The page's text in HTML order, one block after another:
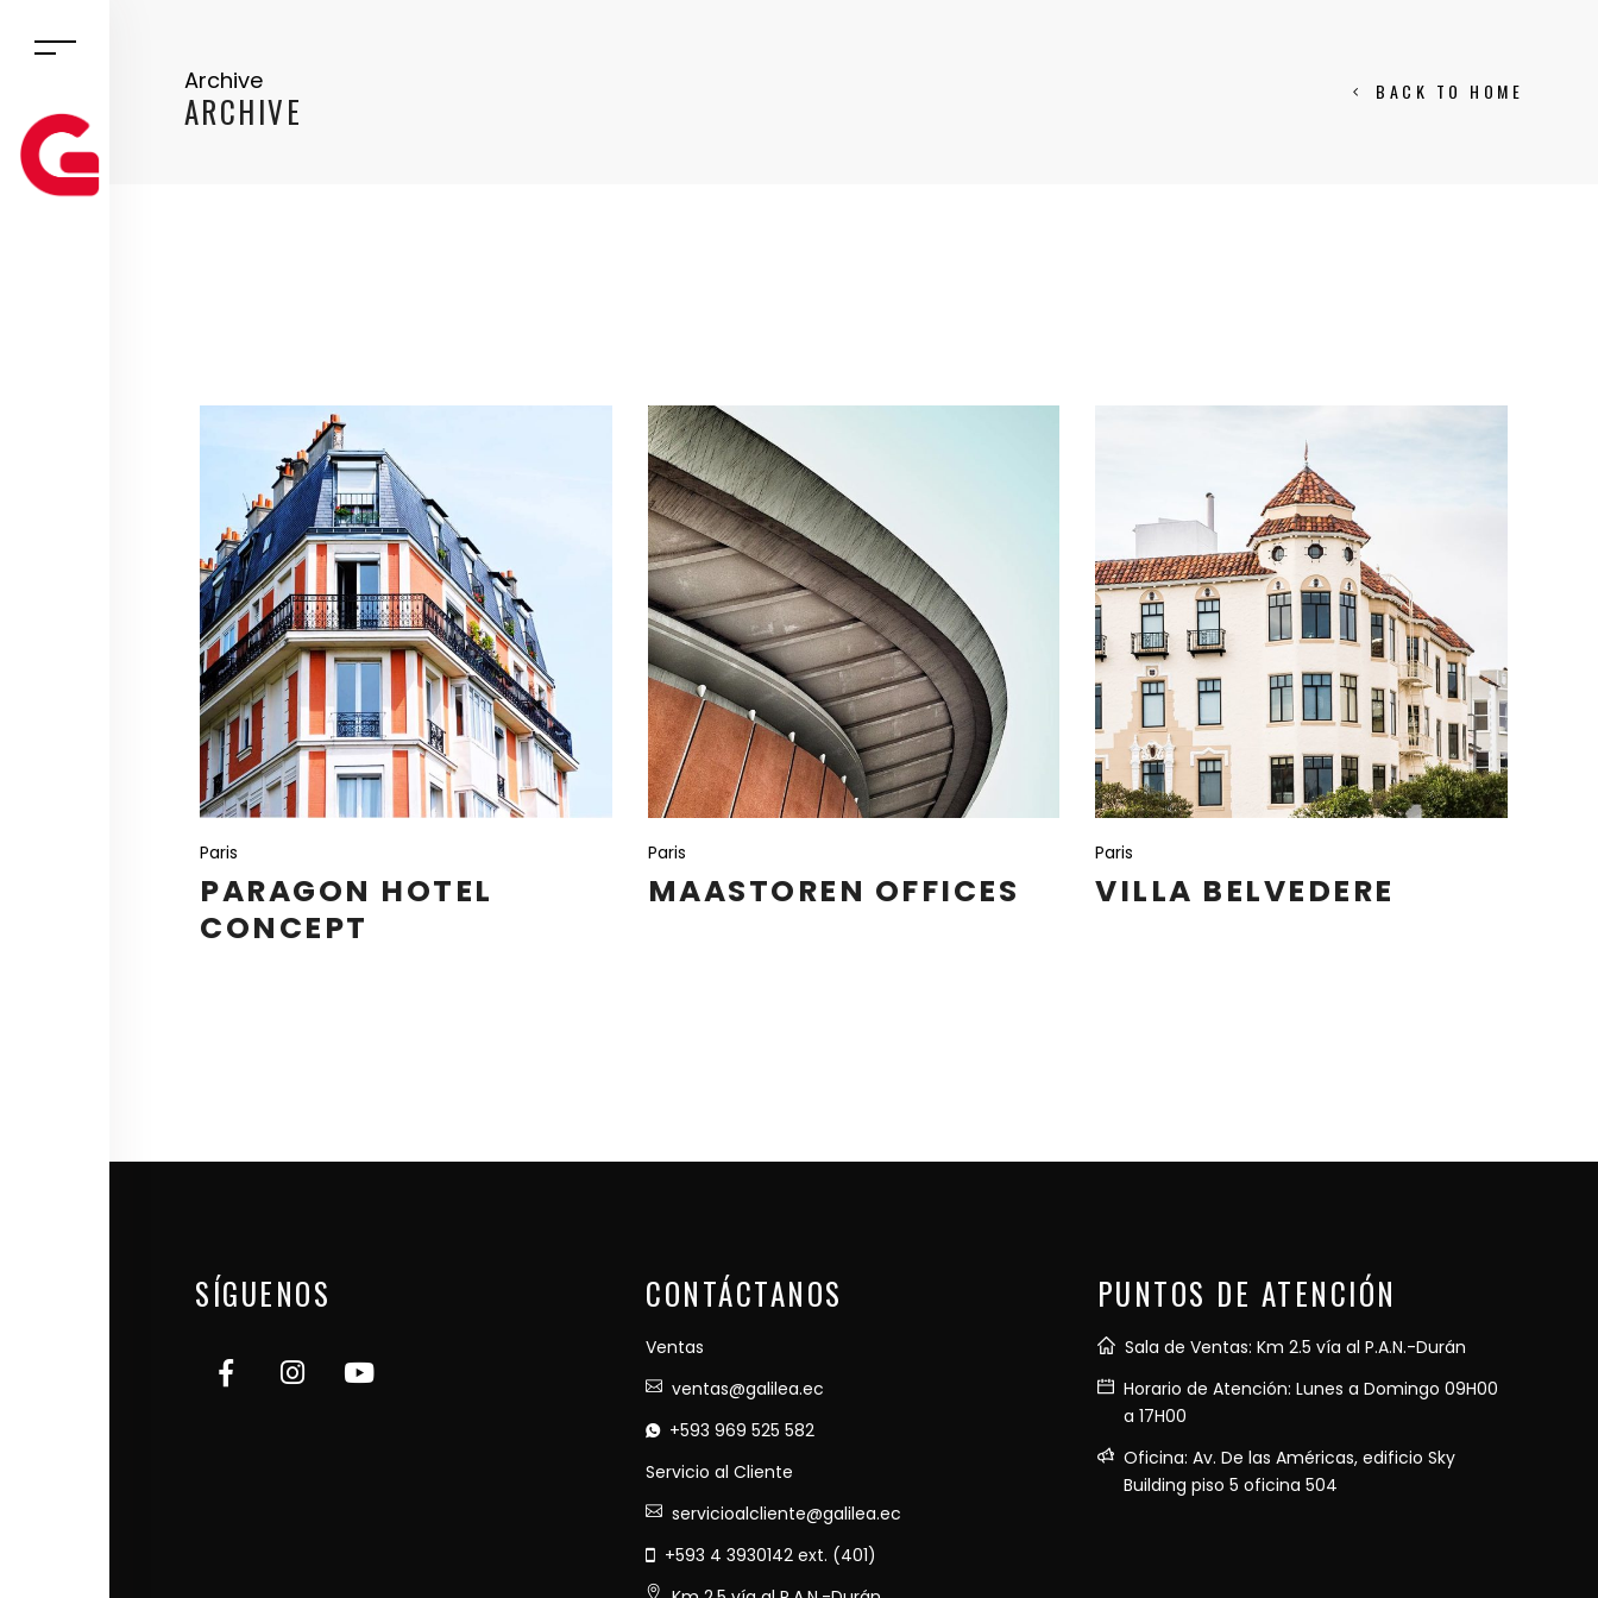
Archive
ARCHIVE BACK TO HOME
Paris
PARAGON HOTEL
CONCEPT
Paris
MAASTOREN OFFICES
Paris
VILLA BELVEDERE
SÍGUENOS CONTÁCTANOS
Ventas
ventas@galilea.ec
+593 969 525 582
Servicio al Cliente
servicioalcliente@galilea.ec
+593 4 3930142 ext. (401)
PUNTOS DE ATENCIÓN
Sala de Ventas: Km 2.5 vía al P.A.N.-Durán
Horario de Atención: Lunes a Domingo 09H00
a 17H00
Oficina: Av. De las Américas, edificio Sky
Building piso 5 oficina 504